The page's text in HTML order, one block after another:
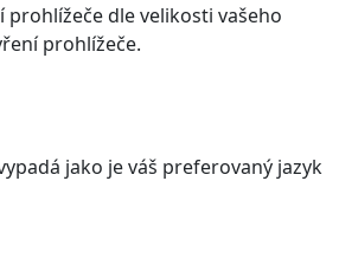
dle velikosti vašeho
prohlížeče.
jako je váš preferovaný jazyk